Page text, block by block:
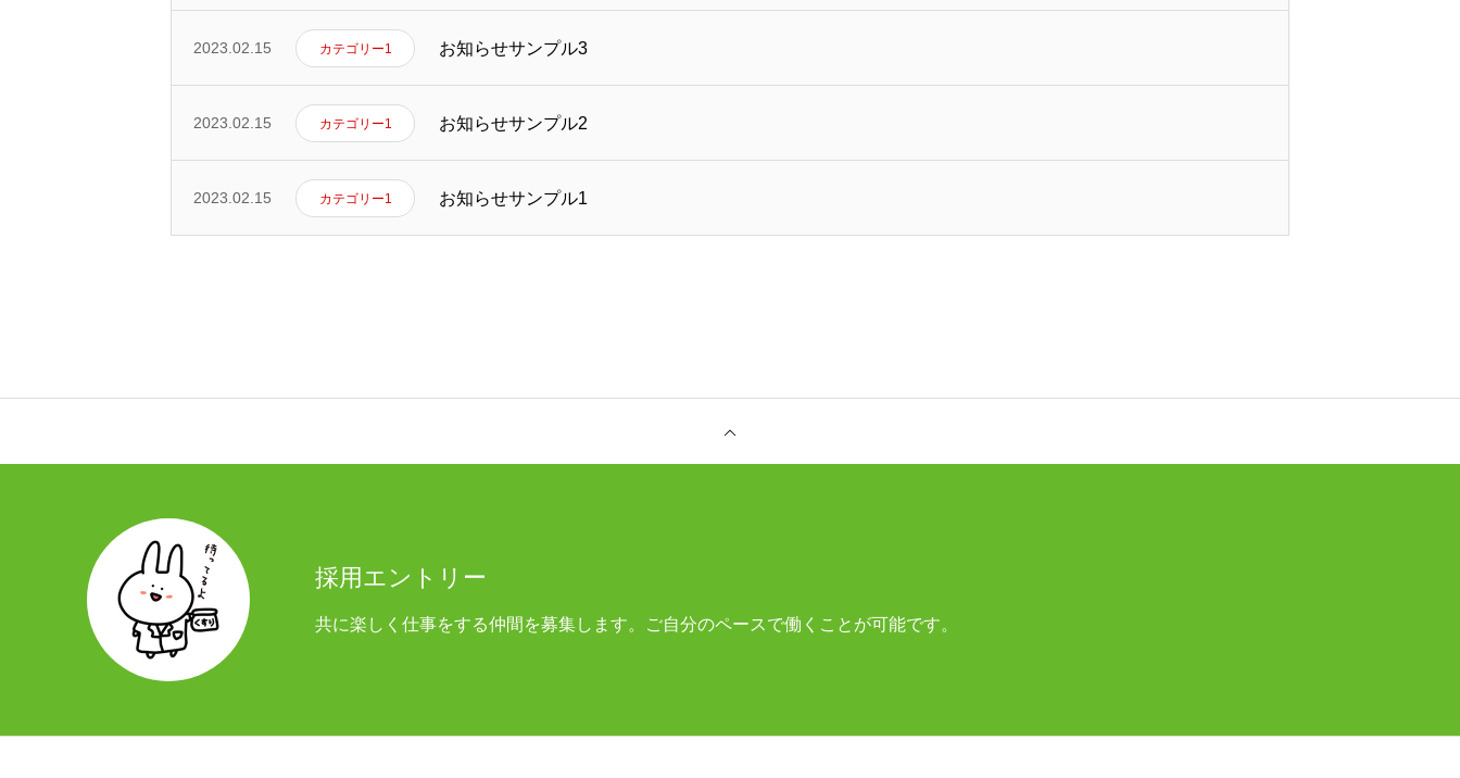
薬林堂薬局要町店
2023.02.15 カテゴリー1 お知らせサンプル3
2023.02.15 カテゴリー1 お知らせサンプル2
2023.02.15 カテゴリー1 お知らせサンプル1
採用エントリー
共に楽しく仕事をする仲間を募集します。ご自分のペースで働くことが可能です。